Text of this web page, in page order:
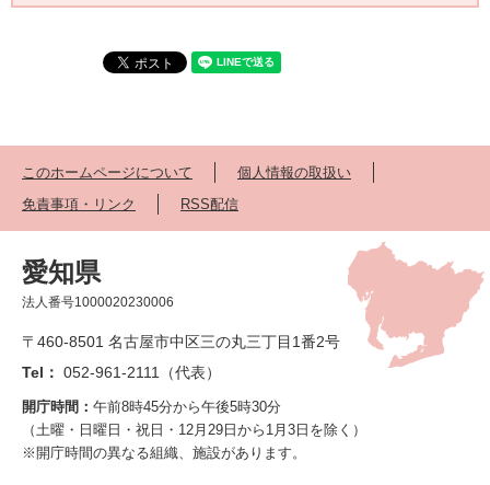
このホームページについて
個人情報の取扱い
免責事項・リンク
RSS配信
愛知県
法人番号1000020230006
〒460-8501 名古屋市中区三の丸三丁目1番2号
Tel： 052-961-2111（代表）
開庁時間： 午前8時45分から午後5時30分
（土曜・日曜日・祝日・12月29日から1月3日を除く）
※開庁時間の異なる組織、施設があります。